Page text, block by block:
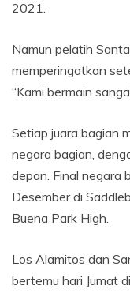
2021.
Namun pelatih
memperingatkan
“Kami bermain
Setiap juara bagian
negara bagian,
depan. Final negara
Desember di
Buena Park High.
Los Alamitos dan
bertemu hari Jumat